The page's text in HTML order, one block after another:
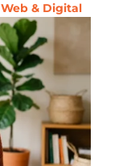
Web & Digital